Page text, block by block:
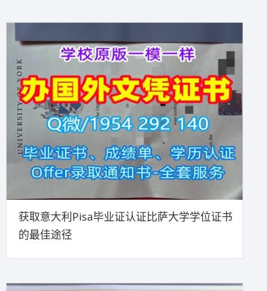
获取意大利Pisa毕业证认证比萨大学学位证书
的最佳途径